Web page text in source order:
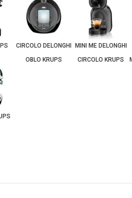
CIRCOLO DELONGHI
OBLO KRUPS
MINI ME DELONGHI
CIRCOLO KRUPS